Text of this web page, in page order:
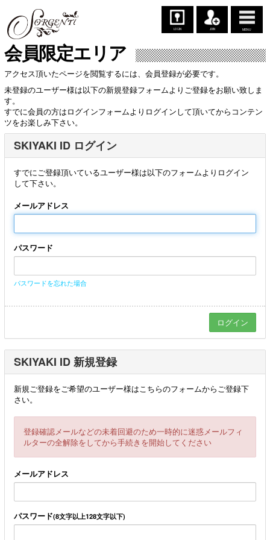
LOGIN JOIN MENU
会員限定エリア
アクセス頂いたページを閲覧するには、会員登録が必要です。
未登録のユーザー様は以下の新規登録フォームよりご登録をお願い致しま
す。
すでに会員の方はログインフォームよりログインして頂いてからコンテン
ツをお楽しみ下さい。
SKIYAKI ID ログイン
すでにご登録頂いているユーザー様は以下のフォームよりログイン
して下さい。
メールアドレス
パスワード
パスワードを忘れた場合
SKIYAKI ID 新規登録
新規ご登録をご希望のユーザー様はこちらのフォームからご登録下
さい。
登録確認メールなどの未着回避のため一時的に迷惑メールフィ
ルターの全解除をしてから手続きを開始してください
メールアドレス
パスワード(8文字以上128文字以下)